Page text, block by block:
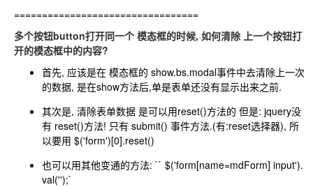
=================================
多个按钮button打开同一个 模态框的时候, 如何清除 上一个按钮打
开的模态框中的内容?
首先, 应该是在 模态框的 show.bs.modal事件中去清除上一次
的数据, 是在show方法后,单是表单还没有显示出来之前.
其次是, 清除表单数据 是可以用reset()方法的 但是: jquery没
有 reset()方法! 只有 submit() 事件方法.(有:reset选择器), 所
以要用 $('form')[0].reset()
也可以用其他变通的方法: `` $('form[name=mdForm] input').
val('');`